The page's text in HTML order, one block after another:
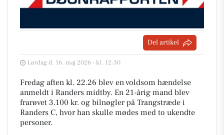
Del artikel
Lørdag d. 16. maj 2026 - kl. 12:30
Fredag aften kl. 22.26 blev en voldsom hændelse
anmeldt i Randers midtby. En 21-årig mand blev
frarøvet 3.100 kr. og bilnøgler på Trangstræde i
Randers C, hvor han skulle mødes med to ukendte
personer.